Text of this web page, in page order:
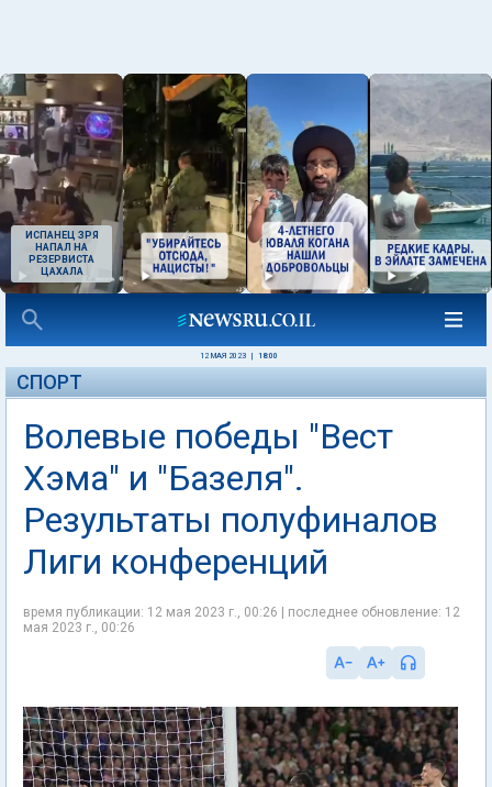
ИСПАНЕЦ ЗРЯ
НАПАЛ НА
РЕЗЕРВИСТА
ЦАХАЛА
12 МАЯ 2023 18:00
СПОРТ
Волевые победы "Вест
Хэма" и "Базеля".
Результаты полуфиналов
Лиги конференций
время публикации: 12 мая 2023 г., 00:26 | последнее обновление: 12
мая 2023 г., 00:26